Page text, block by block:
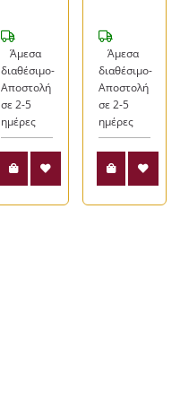
Άμεσα
διαθέσιμο-
Αποστολή
σε 2-5
ημέρες
Άμεσα
διαθέσιμο-
Αποστολή
σε 2-5
ημέρες